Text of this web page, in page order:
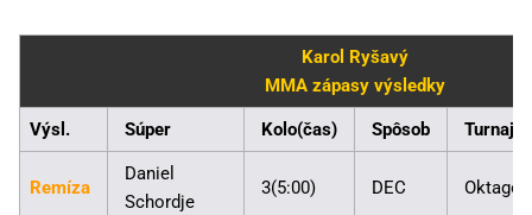
Karol Ryšavý
MMA zápasy výsledky
Výsl. Súper Kolo(čas) Spôsob Turnaj
Remíza
Daniel
Schordje
3(5:00) DEC